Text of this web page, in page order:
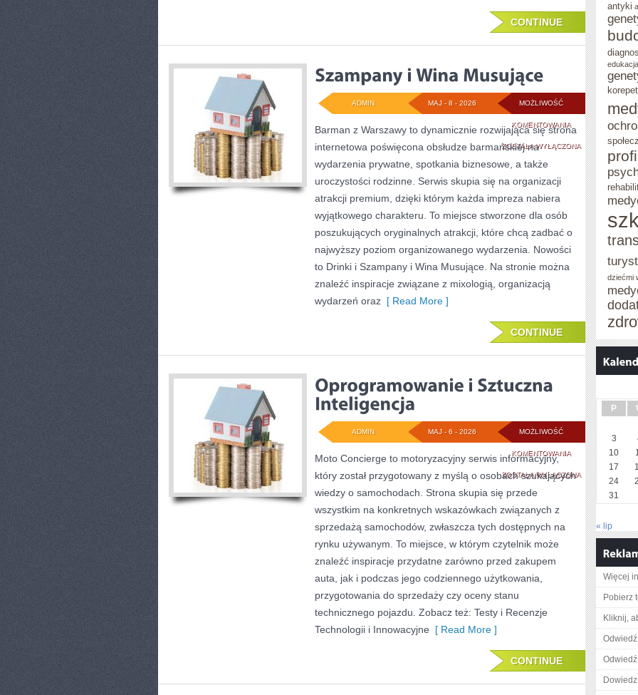
CONTINUE
MOŻLIWOŚĆ
KOMENTOWANIASZAMPANY
I
WINA
MUSUJĄCE
ZOSTAŁA WYŁĄCZONA
MAJ - 8 - 2026
ADMIN
Barman z Warszawy to dynamicznie rozwijająca się strona
internetowa poświęcona obsłudze barmańskiej na
wydarzenia prywatne, spotkania biznesowe, a także
uroczystości rodzinne. Serwis skupia się na organizacji
atrakcji premium, dzięki którym każda impreza nabiera
wyjątkowego charakteru. To miejsce stworzone dla osób
poszukujących oryginalnych atrakcji, które chcą zadbać o
najwyższy poziom organizowanego wydarzenia. Nowości
to Drinki i Szampany i Wina Musujące. Na stronie można
znaleźć inspiracje związane z mixologią, organizacją
wydarzeń oraz [ Read More ]
CONTINUE
MOŻLIWOŚĆ
KOMENTOWANIA
I
SZTUCZNA
INTELIGENCJA
ZOSTAŁA WYŁĄCZONA
MAJ - 6 - 2026
ADMIN
Moto Concierge to motoryzacyjny serwis informacyjny,
który został przygotowany z myślą o osobach szukających
wiedzy o samochodach. Strona skupia się przede
wszystkim na konkretnych wskazówkach związanych z
sprzedażą samochodów, zwłaszcza tych dostępnych na
rynku używanym. To miejsce, w którym czytelnik może
znaleźć inspiracje przydatne zarówno przed zakupem
auta, jak i podczas jego codziennego użytkowania,
przygotowania do sprzedaży czy oceny stanu
technicznego pojazdu. Zobacz też: Testy i Recenzje
Technologii i Innowacyjne [ Read More ]
CONTINUE
antyki
dziećmi
P
3
10
17
24
31
« lip
Więcej
Pobierz
Kliknij,